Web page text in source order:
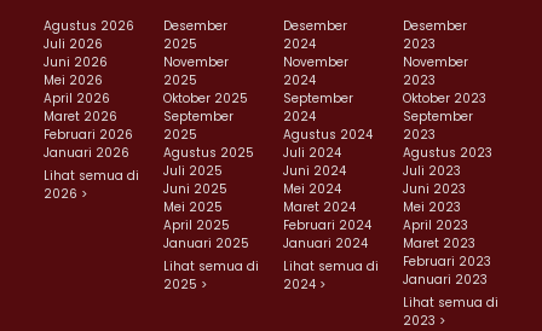
Agustus 2026
Juli 2026
Juni 2026
Mei 2026
April 2026
Maret 2026
Februari 2026
Januari 2026
Lihat semua di
2026 >
Desember
2025
November
2025
Oktober 2025
September
2025
Agustus 2025
Juli 2025
Juni 2025
Mei 2025
April 2025
Januari 2025
Lihat semua di
2025 >
Desember
2024
November
2024
September
2024
Agustus 2024
Juli 2024
Juni 2024
Mei 2024
Maret 2024
Februari 2024
Januari 2024
Lihat semua di
2024 >
Desember
2023
November
2023
Oktober 2023
September
2023
Agustus 2023
Juli 2023
Juni 2023
Mei 2023
April 2023
Maret 2023
Februari 2023
Januari 2023
Lihat semua di
2023 >